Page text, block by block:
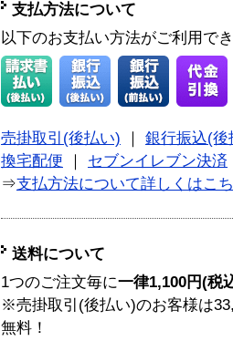
支払方法について
以下のお支払い方法がご利用で
売掛取引(後払い)
銀行振込(後
換宅配便
セブンイレブン決済
⇒支払方法について詳しくはこ
送料について
1つのご注文毎に一律1,100円(税
※売掛取引(後払い)のお客様は
無料！